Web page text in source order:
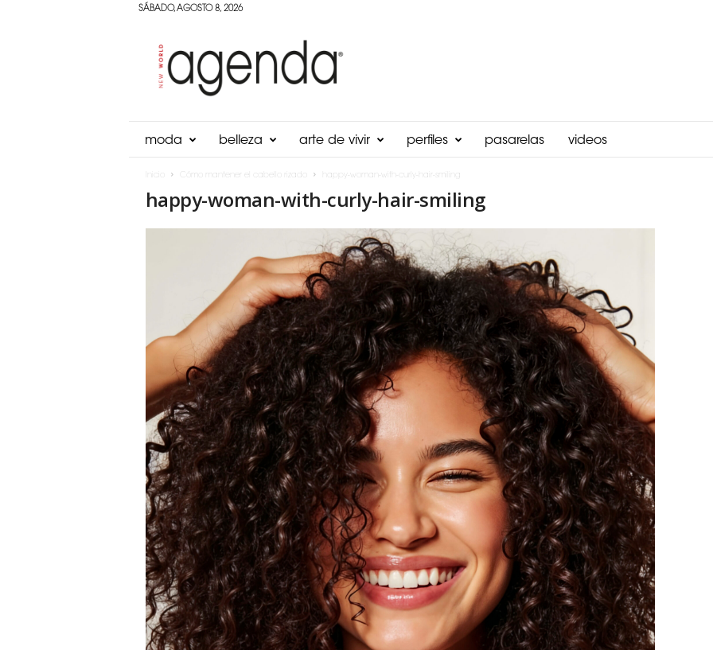
SÁBADO, AGOSTO 8, 2026
Panama
moda belleza arte de vivir perfiles pasarelas videos
Cómo mantener el cabello rizado happy-woman-with-curly-hair-smiling
happy-woman-with-curly-hair-smiling